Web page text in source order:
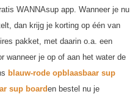
WANNAsup app. Wanneer je nu
dan krijg je korting op één van
pakket, met daarin o.a. een
wanneer je op of aan het water de
blauw-rode opblaasbaar sup
sup boarden bestel nu je